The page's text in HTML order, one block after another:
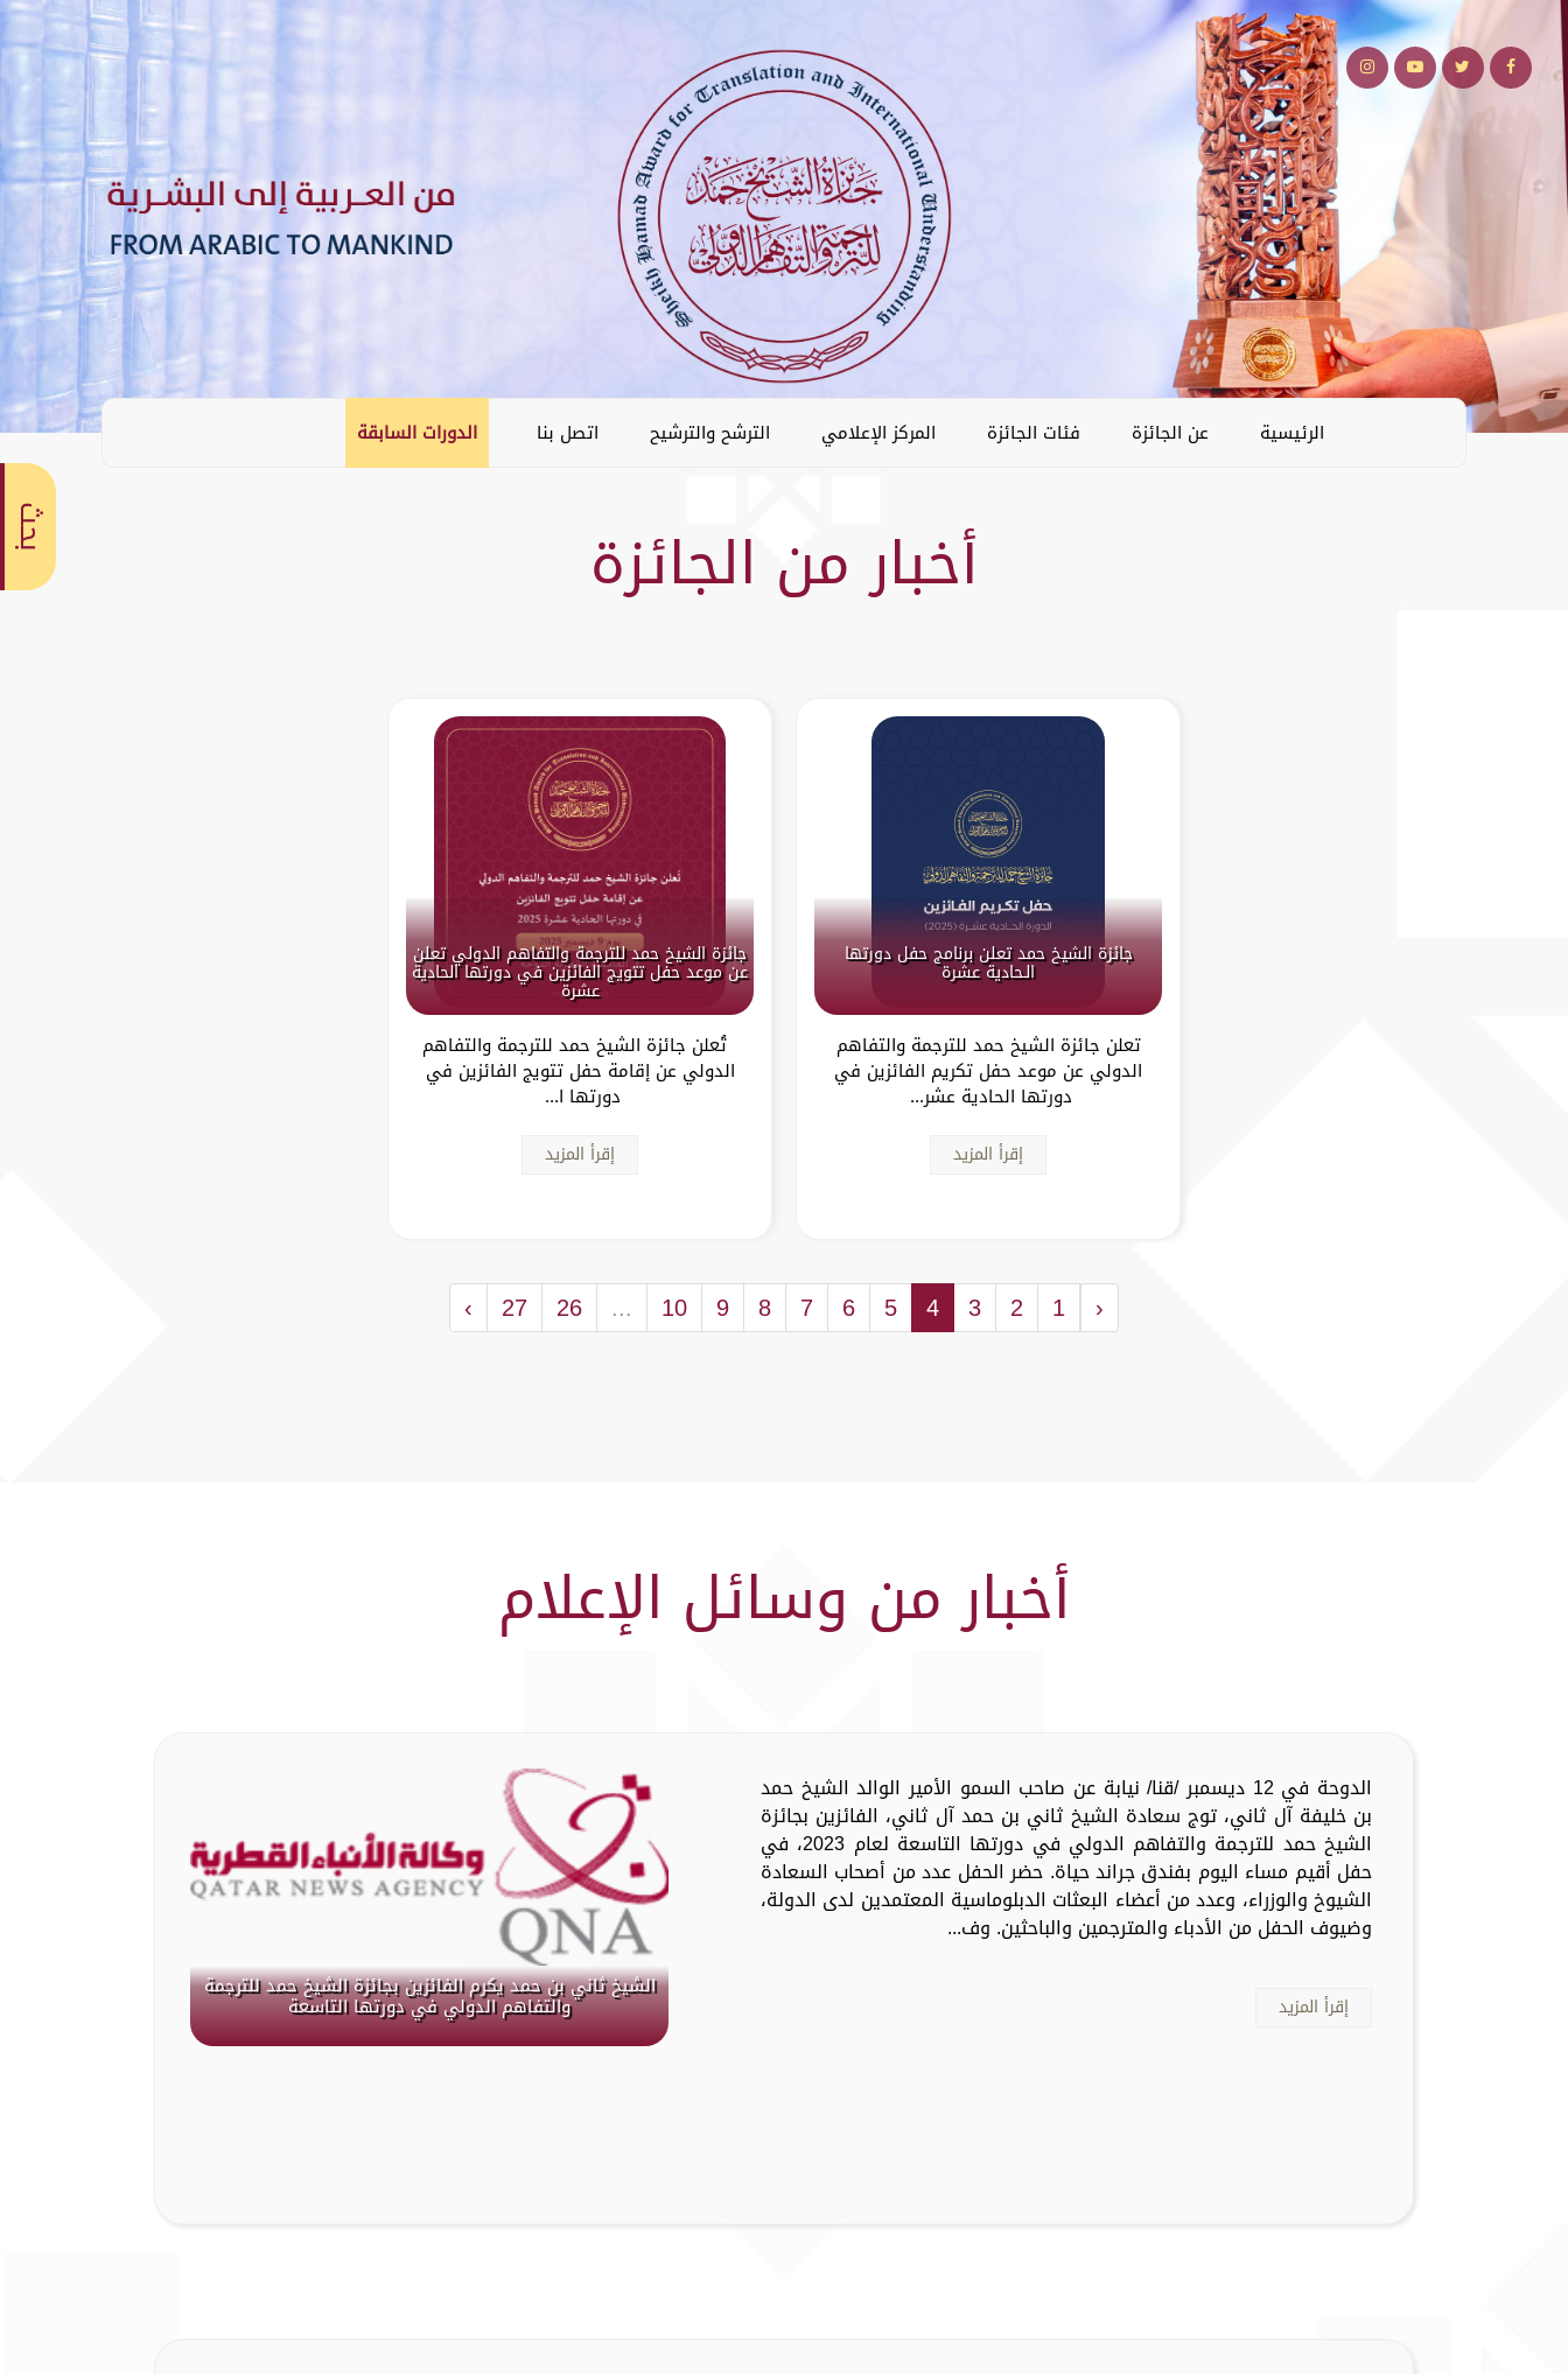
الرئيسية عن الجائزة فئات الجائزة المركز الإعلامي الترشح والترشيح اتصل بنا الدورات السابقة
أخبار من الجائزة
جائزة الشيخ حمد تعلن برنامج حفل دورتها
الـحادية عشرة
تعلن جائزة الشيخ حمد للترجمة والتفاهم
الدولي عن موعد حفل تكريم الفائزين في
دورتها الحادية عشر...
إقرأ المزيد
جائزة الشيخ حمد للترجمة والتفاهم الدولي تعلن
عن موعد حفل تتويج الفائزين في دورتها الحادية
عشرة
تُعلن جائزة الشيخ حمد للترجمة والتفاهم
الدولي عن إقامة حفل تتويج الفائزين في
دورتها ا...
إقرأ المزيد
‹
1
2
3
4
5
6
7
8
9
10
...
26
27
›
أخبار من وسائل الإعلام
الشيخ ثاني بن حمد يكرم الفائزين بجائزة الشيخ حمد للترجمة
والتفاهم الدولي في دورتها التاسعة
الدوحة في 12 ديسمبر /قنا/ نيابة عن صاحب السمو الأمير الوالد الشيخ حمد
بن خليفة آل ثاني، توج سعادة الشيخ ثاني بن حمد آل ثاني، الفائزين بجائزة
الشيخ حمد للترجمة والتفاهم الدولي في دورتها التاسعة لعام 2023، في
حفل أقيم مساء اليوم بفندق جراند حياة. حضر الحفل عدد من أصحاب السعادة
الشيوخ والوزراء، وعدد من أعضاء البعثات الدبلوماسية المعتمدين لدى الدولة،
وضيوف الحفل من الأدباء والمترجمين والباحثين. وف...
إقرأ المزيد
بحث